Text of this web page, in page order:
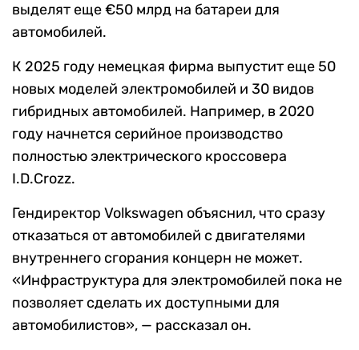
выделят еще €50 млрд на батареи для
автомобилей.
К 2025 году немецкая фирма выпустит еще 50
новых моделей электромобилей и 30 видов
гибридных автомобилей. Например, в 2020
году начнется серийное производство
полностью электрического кроссовера
I.D.Crozz.
Гендиректор Volkswagen объяснил, что сразу
отказаться от автомобилей с двигателями
внутреннего сгорания концерн не может.
«Инфраструктура для электромобилей пока не
позволяет сделать их доступными для
автомобилистов», — рассказал он.